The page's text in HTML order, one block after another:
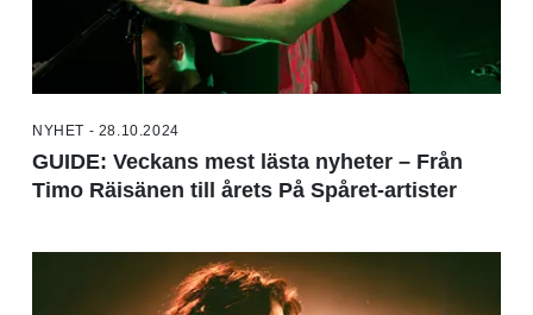
NYHET - 28.10.2024
GUIDE: Veckans mest lästa nyheter – Från
Timo Räisänen till årets På Spåret-artister